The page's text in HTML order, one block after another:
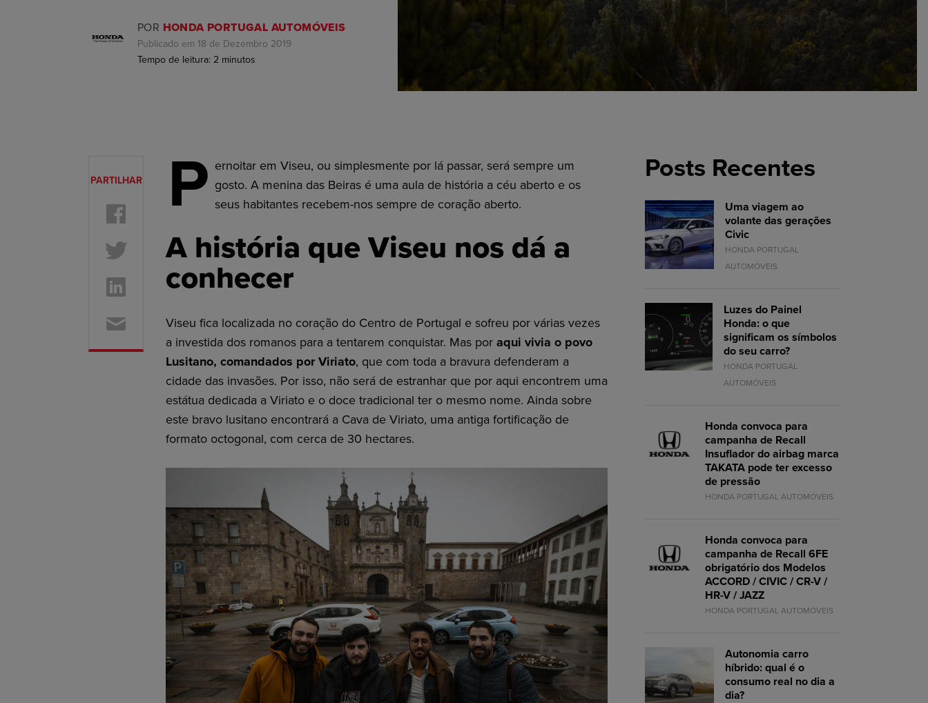
POR HONDA PORTUGAL AUTOMÓVEIS
Publicado em 18 de Dezembro 2019
Tempo de leitura: 2 minutos
PARTILHAR P ernoitar em Viseu, ou simplesmente por lá passar, será sempre um
gosto. A menina das Beiras é uma aula de história a céu aberto e os
seus habitantes recebem-nos sempre de coração aberto.
A história que Viseu nos dá a
conhecer
Viseu fica localizada no coração do Centro de Portugal e sofreu por várias vezes
a investida dos romanos para a tentarem conquistar. Mas por aqui vivia o povo
Lusitano, comandados por Viriato, que com toda a bravura defenderam a
cidade das invasões. Por isso, não será de estranhar que por aqui encontrem uma
estátua dedicada a Viriato e o doce tradicional ter o mesmo nome. Ainda sobre
este bravo lusitano encontrará a Cava de Viriato, uma antiga fortificação de
formato octogonal, com cerca de 30 hectares.
Posts Recentes
Uma viagem ao
volante das gerações
Civic
HONDA PORTUGAL
AUTOMÓVEIS
Luzes do Painel
Honda: o que
significam os símbolos
do seu carro?
HONDA PORTUGAL
AUTOMÓVEIS
Honda convoca para
campanha de Recall
Insuflador do airbag marca
TAKATA pode ter excesso
de pressão
HONDA PORTUGAL AUTOMÓVEIS
Honda convoca para
campanha de Recall 6FE
obrigatório dos Modelos
ACCORD / CIVIC / CR-V /
HR-V / JAZZ
HONDA PORTUGAL AUTOMÓVEIS
Autonomia carro
híbrido: qual é o
consumo real no dia a
dia?